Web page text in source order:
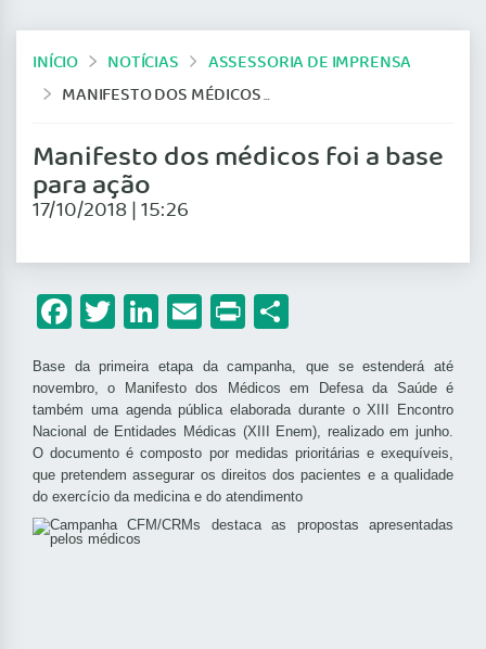
INÍCIO NOTÍCIAS
ASSESSORIA DE IMPRENSA
MANIFESTO DOS MÉDICOS FOI A BASE PARA AÇÃO
Manifesto dos médicos foi a base
para ação
17/10/2018 | 15:26
Facebook
Twitter
LinkedIn
Email
Print
Base da primeira etapa da campanha, que se estenderá até
novembro, o Manifesto dos Médicos em Defesa da Saúde é
também uma agenda pública elaborada durante o XIII Encontro
Nacional de Entidades Médicas (XIII Enem), realizado em junho.
O documento é composto por medidas prioritárias e exequíveis,
que pretendem assegurar os direitos dos pacientes e a qualidade
do exercício da medicina e do atendimento